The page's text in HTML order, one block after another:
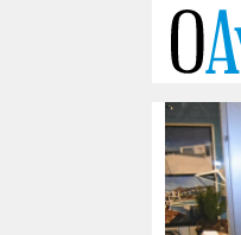
treklokker